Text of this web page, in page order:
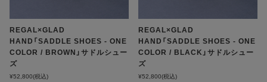
REGAL×GLAD
HAND「SADDLE SHOES - ONE
COLOR / BROWN」サドルシュー
ズ
¥52,800(税込)
REGAL×GLAD
HAND「SADDLE SHOES - ONE
COLOR / BLACK」サドルシュー
ズ
¥52,800(税込)